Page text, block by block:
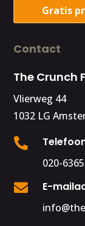
Gratis
Contact
The Crunch
Vlierweg 44
1032 LG

020-
 E-